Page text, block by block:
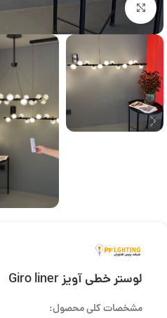
بزرگنمایی تصویر
لوستر خطی آویز Giro liner
مشخصات کلی محصول: